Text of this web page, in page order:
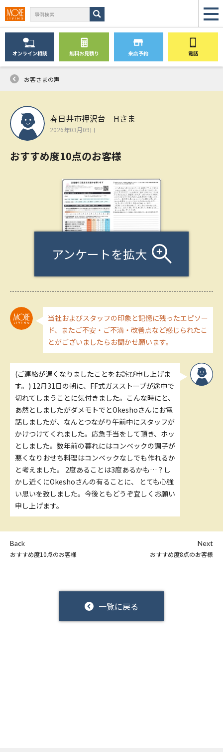
オンライン相談 無料お見積り 来店予約 電話
お客さまの声
春日井市押沢台 Hさま
2026年03月09日
おすすめ度10点のお客様
アンケートを拡大
当社およびスタッフの印象と記憶に残ったエピソー
ド、またご不安・ご不満・改善点など感じられたこ
とがございましたらお聞かせ願います。
(ご連絡が遅くなりましたことをお詫び申し上げま
す。) 12月31日の朝に、FF式ガスストーブが途中で
切れてしまうことに気付きました。こんな時にと、
あ然としましたがダメモトでとOkeshoさんにお電
話しましたが、なんとつながり午前中にスタッフが
かけつけてくれました。応急手当をして頂き、ホッ
としました。数年前の暮れにはコンベックの調子が
悪くなりおせち料理はコンベックなしでも作れるか
と考えました。 2度あることは3度あるかも…？し
かし近くにOkeshoさんの有ることに、 とても心強
い思いを致しました。今後ともどうぞ宜しくお願い
申し上げます。
Back
おすすめ度10点のお客様
一覧に戻る
Next
おすすめ度8点のお客様